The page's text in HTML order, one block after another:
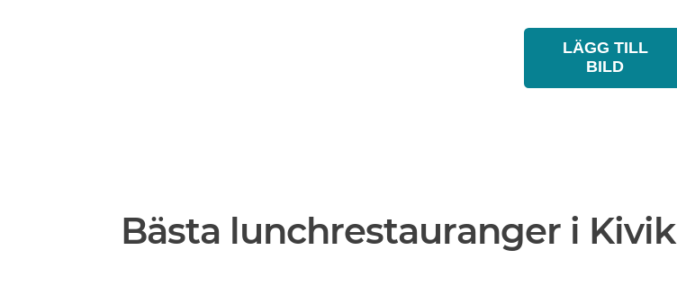
LÄGG TILL
BILD
Bästa lunchrestauranger i Kivik